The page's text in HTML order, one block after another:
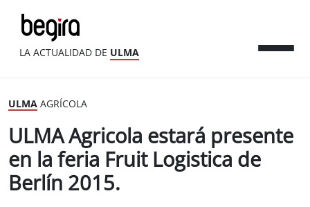
LA ACTUALIDAD DE ULMA
ULMA AGRÍCOLA
ULMA Agricola estará presente
en la feria Fruit Logistica de
Berlín 2015.